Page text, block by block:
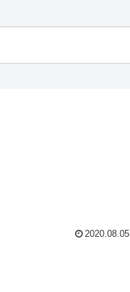
2020.08.05